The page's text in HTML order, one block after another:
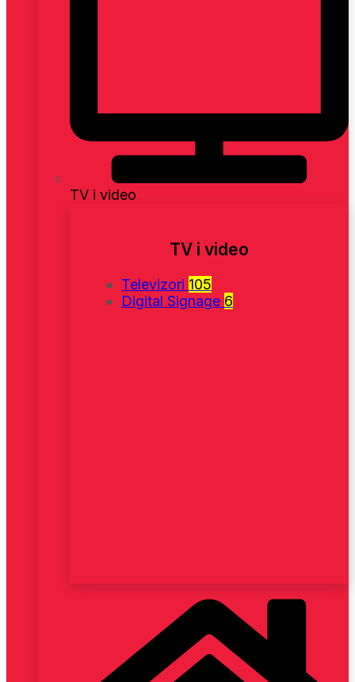
TV i video
TV i video
Televizori 105
Digital Signage 6